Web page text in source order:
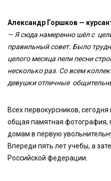
Александр Горшков —
— Я сюда намеренно шёл с
правильный совет. Было
целого месяца пели песни
несколько раз. Со всем
девушки отличные
Всех первокурсников,
общая памятная фотография,
домам в первую
Впереди пять лет учебы, а
Российской федерации.